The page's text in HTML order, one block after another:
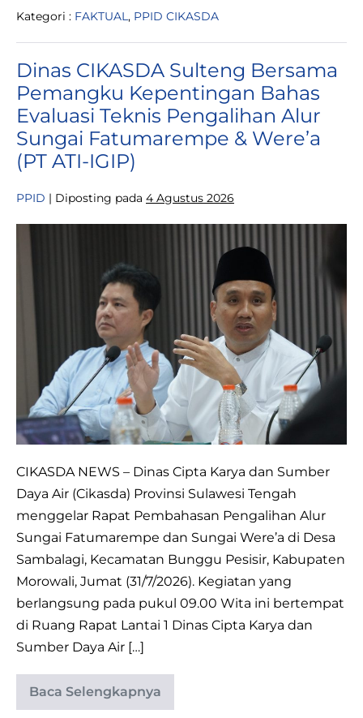
Mahasiswa
Teknik
Untad,
Dukung
Program
Digitalisasi
dan
Inovasi
Daerah
Kategori : FAKTUAL, PPID CIKASDA
Dinas CIKASDA Sulteng Bersama
Pemangku Kepentingan Bahas
Evaluasi Teknis Pengalihan Alur
Sungai Fatumarempe & Were’a
(PT ATI-IGIP)
PPID | Diposting pada 4 Agustus 2026
Kepentingan
Evaluasi
Teknis
Pengalihan
Sungai
Fatumarempe
&
Were’a
(PT
ATI-
IGIP)
CIKASDA NEWS – Dinas Cipta Karya dan Sumber
Daya Air (Cikasda) Provinsi Sulawesi Tengah
menggelar Rapat Pembahasan Pengalihan Alur
Sungai Fatumarempe dan Sungai Were’a di Desa
Sambalagi, Kecamatan Bunggu Pesisir, Kabupaten
Morowali, Jumat (31/7/2026). Kegiatan yang
berlangsung pada pukul 09.00 Wita ini bertempat
di Ruang Rapat Lantai 1 Dinas Cipta Karya dan
Sumber Daya Air […]
Baca Selengkapnya
Dinas
CIKASDA